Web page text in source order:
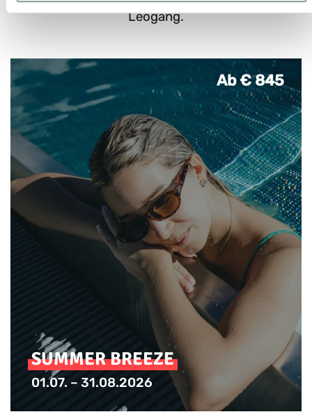
Leogang.
Ab € 845
SUMMER BREEZE
01.07. – 31.08.2026